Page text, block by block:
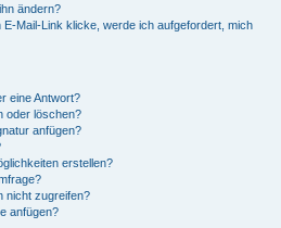
ändern?
Mail-Link klicke, werde ich aufgefordert, mich
eine Antwort?
oder löschen?
anfügen?
erstellen?
nicht zugreifen?
anfügen?